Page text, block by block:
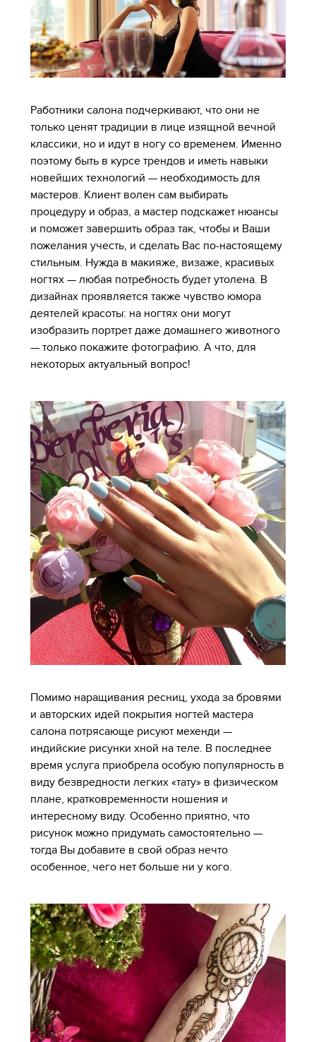
Работники салона подчеркивают, что они не
только ценят традиции в лице изящной вечной
классики, но и идут в ногу со временем. Именно
поэтому быть в курсе трендов и иметь навыки
новейших технологий — необходимость для
мастеров. Клиент волен сам выбирать
процедуру и образ, а мастер подскажет нюансы
и поможет завершить образ так, чтобы и Ваши
пожелания учесть, и сделать Вас по-настоящему
стильным. Нужда в макияже, визаже, красивых
ногтях — любая потребность будет утолена. В
дизайнах проявляется также чувство юмора
деятелей красоты: на ногтях они могут
изобразить портрет даже домашнего животного
— только покажите фотографию. А что, для
некоторых актуальный вопрос!
Помимо наращивания ресниц, ухода за бровями
и авторских идей покрытия ногтей мастера
салона потрясающе рисуют мехенди —
индийские рисунки хной на теле. В последнее
время услуга приобрела особую популярность в
виду безвредности легких «тату» в физическом
плане, кратковременности ношения и
интересному виду. Особенно приятно, что
рисунок можно придумать самостоятельно —
тогда Вы добавите в свой образ нечто
особенное, чего нет больше ни у кого.